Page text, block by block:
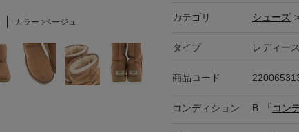
カラー :ベージュ カテゴリ シューズ >
タイプ レディース
商品コード
コンディション B 「 コン